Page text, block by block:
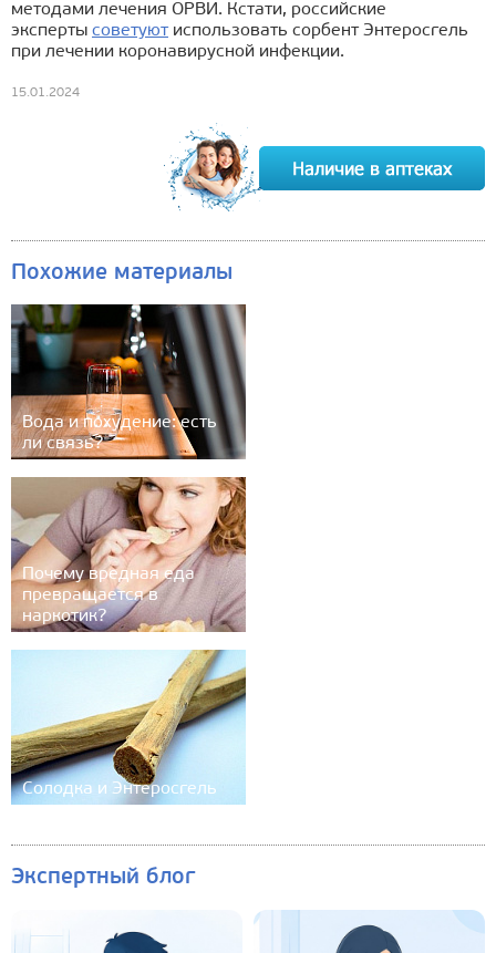
методами лечения ОРВИ. Кстати, российские
эксперты советуютиспользовать сорбент Энтеросгель
при лечении коронавирусной инфекции.
15.01.2024
Похожие материалы
Вода и похудение: есть
ли связь?
Почему вредная еда
превращается в
наркотик?
Солодка и Энтеросгель
Экспертный блог